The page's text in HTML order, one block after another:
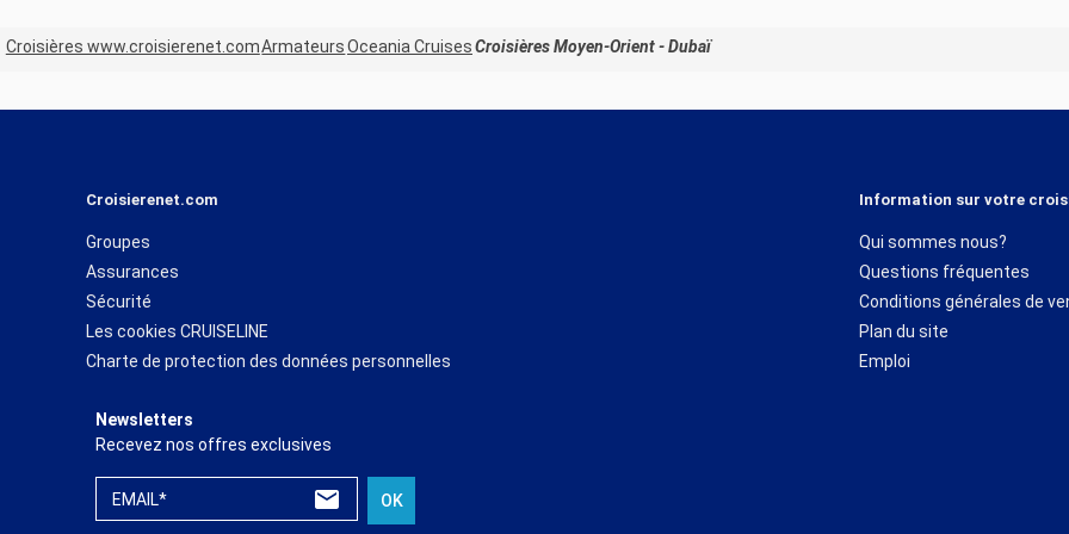
Croisières www.croisierenet.comArmateursOceania CruisesCroisières Moyen-Orient - Dubaï
Croisierenet.com
Groupes
Assurances
Sécurité
Les cookies CRUISELINE
Charte de protection des données personnelles
Information sur votre
Qui sommes nous?
Questions fréquentes
Conditions générales de
Plan du site
Emploi
Newsletters
Recevez nos offres exclusives
EMAIL* OK